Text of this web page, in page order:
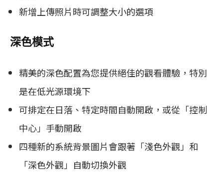
新增上傳照片時可調整大小的選項
深色模式
精美的深色配置為您提供絕佳的觀看體驗，特別
是在低光源環境下
可排定在日落、特定時間自動開啟，或從「控制
中心」手動開啟
四種新的系統背景圖片會跟著「淺色外觀」和
「深色外觀」自動切換外觀